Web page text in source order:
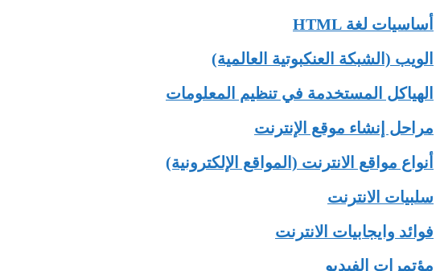
أساسيات لغة HTML
الويب (الشبكة العنكبوتية العالمية)
الهياكل المستخدمة في تنظيم المعلومات
مراحل إنشاء موقع الإنترنت
أنواع مواقع الانترنت (المواقع الإلكترونية)
سلبيات الانترنت
فوائد وايجابيات الانترنت
مؤتمرات الفيديو